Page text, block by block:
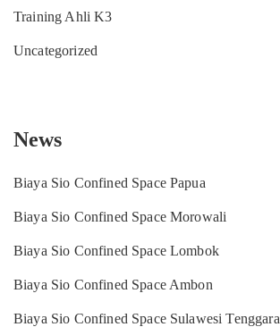
Training Ahli K3
Uncategorized
News
Biaya Sio Confined Space Papua
Biaya Sio Confined Space Morowali
Biaya Sio Confined Space Lombok
Biaya Sio Confined Space Ambon
Biaya Sio Confined Space Sulawesi Tenggara